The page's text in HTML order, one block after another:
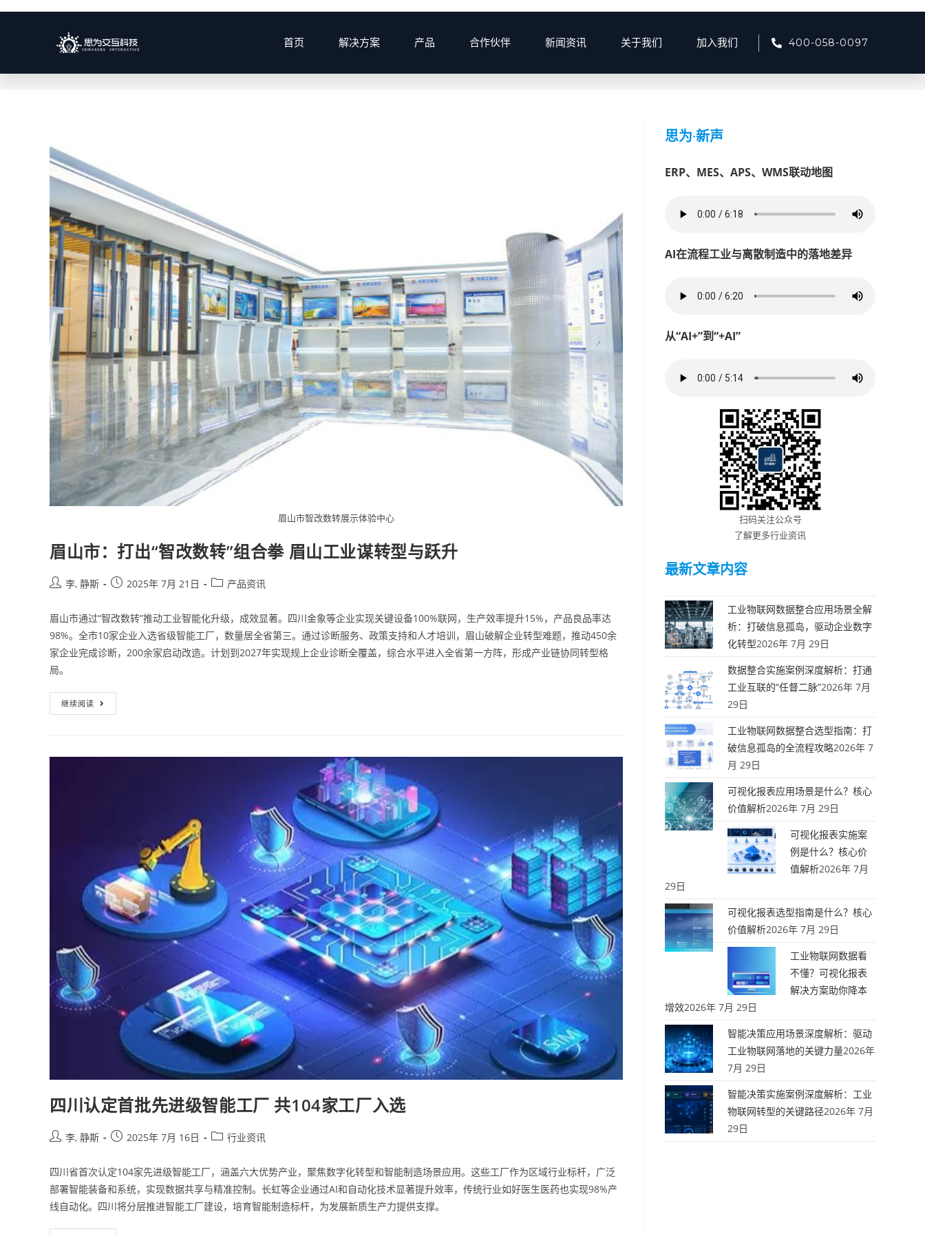
首页 解决方案 产品 合作伙伴 新闻资讯 关于我们 加入我们 400-058-0097
四川工业 > 四川工业 > 第 2页
眉山市智改数转展示体验中心
眉山市：打出“智改数转”组合拳 眉山工业谋转型与跃升
李, 静斯 2025年 7月 21日 产品资讯
眉山市通过“智改数转”推动工业智能化升级，成效显著。四川金象等企业实现关键设备100%联网，生产效率提升15%，产品良品率达
98%。全市10家企业入选省级智能工厂，数量居全省第三。通过诊断服务、政策支持和人才培训，眉山破解企业转型难题，推动450余
家企业完成诊断，200余家启动改造。计划到2027年实现规上企业诊断全覆盖，综合水平进入全省第一方阵，形成产业链协同转型格
局。
继续阅读
四川认定首批先进级智能工厂 共104家工厂入选
李, 静斯 2025年 7月 16日 行业资讯
四川省首次认定104家先进级智能工厂，涵盖六大优势产业，聚焦数字化转型和智能制造场景应用。这些工厂作为区域行业标杆，广泛
部署智能装备和系统，实现数据共享与精准控制。长虹等企业通过AI和自动化技术显著提升效率，传统行业如好医生医药也实现98%产
线自动化。四川将分层推进智能工厂建设，培育智能制造标杆，为发展新质生产力提供支撑。
思为·新声
ERP、MES、APS、WMS联动地图
AI在流程工业与离散制造中的落地差异
从“AI+”到“+AI”
扫码关注公众号
了解更多行业资讯
最新文章内容
工业物联网数据整合应用场景全解
析：打破信息孤岛，驱动企业数字
化转型2026年 7月 29日
数据整合实施案例深度解析：打通
工业互联的“任督二脉”2026年 7月
29日
工业物联网数据整合选型指南：打
破信息孤岛的全流程攻略2026年 7
月 29日
可视化报表应用场景是什么？核心
价值解析2026年 7月 29日
可视化报表实施案
例是什么？核心价
值解析2026年 7月
29日
可视化报表选型指南是什么？核心
价值解析2026年 7月 29日
工业物联网数据看
不懂？可视化报表
解决方案助你降本
增效2026年 7月 29日
智能决策应用场景深度解析：驱动
工业物联网落地的关键力量2026年
7月 29日
智能决策实施案例深度解析：工业
物联网转型的关键路径2026年 7月
29日